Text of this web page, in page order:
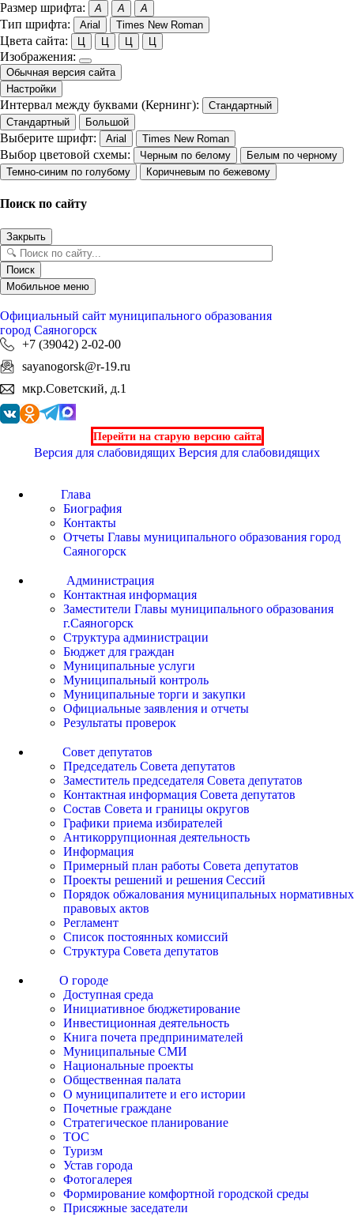
Размер шрифта: A A A
Тип шрифта: Arial Times New Roman
Цвета сайта: Ц Ц Ц Ц
Изображения:
Обычная версия сайта
Настройки
Интервал между буквами (Кернинг):
Стандартный
Стандартный
Большой
Выберите шрифт: Arial Times New Roman
Выбор цветовой схемы: Черным по белому
Белым по черному
Темно-синим по голубому
Коричневым по бежевому
Поиск по сайту
Закрыть
Поиск
Мобильное меню
Официальный сайт муниципального образования
город Саяногорск
+7 (39042) 2-02-00
sayanogorsk@r-19.ru
мкр.Советский, д.1
Перейти на старую версию сайта
Версия для слабовидящих Версия для слабовидящих
Глава
Биография
Контакты
Отчеты Главы муниципального образования город
Саяногорск
Администрация
Контактная информация
Заместители Главы муниципального образования
г.Саяногорск
Структура администрации
Бюджет для граждан
Муниципальные услуги
Муниципальный контроль
Муниципальные торги и закупки
Официальные заявления и отчеты
Результаты проверок
Совет депутатов
Председатель Совета депутатов
Заместитель председателя Совета депутатов
Контактная информация Совета депутатов
Состав Совета и границы округов
Графики приема избирателей
Антикоррупционная деятельность
Информация
Примерный план работы Совета депутатов
Проекты решений и решения Сессий
Порядок обжалования муниципальных нормативных
правовых актов
Регламент
Список постоянных комиссий
Структура Совета депутатов
О городе
Доступная среда
Инициативное бюджетирование
Инвестиционная деятельность
Книга почета предпринимателей
Муниципальные СМИ
Национальные проекты
Общественная палата
О муниципалитете и его истории
Почетные граждане
Стратегическое планирование
ТОС
Туризм
Устав города
Фотогалерея
Формирование комфортной городской среды
Присяжные заседатели